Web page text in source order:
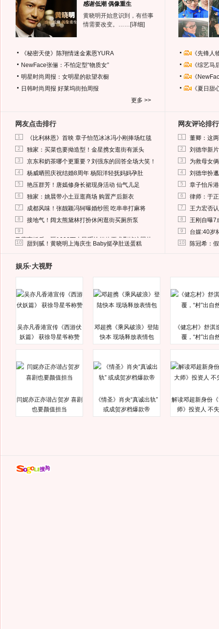
感谢低潮 偶像重生
黄晓明开始意识到，有些事
情需要改变。…… [详细]
《秘密天使》陈翔情迷金素恩YURA
NewFace张俪：不怕定型“物质女”
明星时尚周报：女明星的欲望衣橱
日韩时尚周报 好莱坞街拍周报
更多 >>
《先锋
《综艺
《
《夏日
网友点击排行
1 《比利林恩》首映 章子怡范冰冰冯小刚捧场红毯
2 独家：买菜也要拗造型！金星携女逛街有派头
3 京东和奶茶哪个更重要？刘强东的回答全场大笑！
4 杨威晒照庆祝结婚8周年 杨阳洋轻抚妈妈孕肚
5 艳压群芳！唐嫣修身长裙现身活动 仙气儿足
6 独家：姚晨带小土豆逛商场 购置产后新衣
7 成都风味！张靓颖冯轲曝婚纱照 吃串串打麻将
8 接地气！阔太熊黛林打扮休闲逛街买厕所泵
9
马蓉离婚后，砸1000万人民币给媒体要求删掉这照片
10 甜到腻！黄晓明上海庆生 Baby挺孕肚送蛋糕
网友评论排行
1 董卿：这
2 刘德华新
3 为救母女
4 刘德华扮
5 章子怡斥
6 律师：于
7 王力宏否
8 王刚自曝7
9 台媒:40岁
10 陈冠希：
娱乐·大视野
吴亦凡香港宣传《西游伏
妖篇》 获徐导星爷称赞
邓超携《乘风破浪》登陆
快本 现场释放表情包
《健忘村》舒淇
覆，“村”出自
闫妮亦正亦谐占贺岁 喜剧
也要颜值担当
《情圣》肖央“真诚出轨”
或成贺岁档爆款帝
解读邓超新身份
师》投资人 不